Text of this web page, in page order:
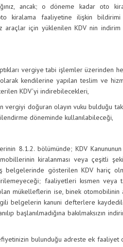
ancak; o döneme kadar oto
kiralama faaliyetine ilişkin bildirimi
için yüklenilen KDV nin indirim
vergiye tabi işlemler üzerinden
kendilerine yapılan teslim ve
KDV’yi indirebilecekleri,
doğuran olayın vuku bulduğu
döneminde kullanılabileceği,
bölümünde; KDV Kanununun
kiralanması veya çeşitli
belgelerinde gösterilen KDV hariç
faaliyetleri kısmen veya
mükelleflerin ise, binek otomobilinin
belgelerin kanuni defterlere
başlanılmadığına bakılmaksızın
bulunduğu adreste ek faaliyet